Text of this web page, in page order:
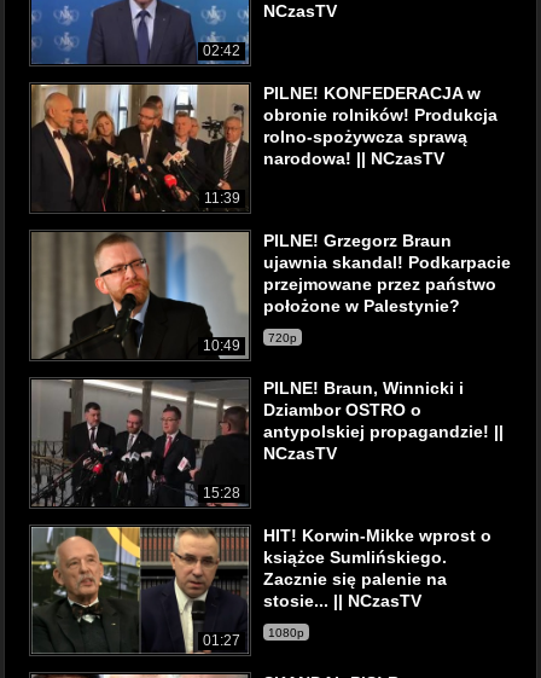
02:42
NCzasTV
11:39
PILNE! KONFEDERACJA w
obronie rolników! Produkcja
rolno-spożywcza sprawą
narodowa! || NCzasTV
10:49
PILNE! Grzegorz Braun
ujawnia skandal! Podkarpacie
przejmowane przez państwo
położone w Palestynie?
720p
15:28
PILNE! Braun, Winnicki i
Dziambor OSTRO o
antypolskiej propagandzie! ||
NCzasTV
01:27
HIT! Korwin-Mikke wprost o
książce Sumlińskiego.
Zacznie się palenie na
stosie... || NCzasTV
1080p